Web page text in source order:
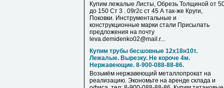
Купим лежалые Листы, Обрезь Толщиной от
до 150 Ст 3 . 09г2с ст 45 А так-же Круги,
Поковки. Инструментальные и
конструкционные марки стали Присылать
предложения на почту
leva.demidenko02@mail.r...
Купим трубы бесшовные 12х18н10т.
Лежалые. Вырезку. Не короче 4м.
Нержавеющие. 8-900-088-88-86.
Возьмём нержавеющий металлопрокат на
реализацию. Экономьте на аренде склада и